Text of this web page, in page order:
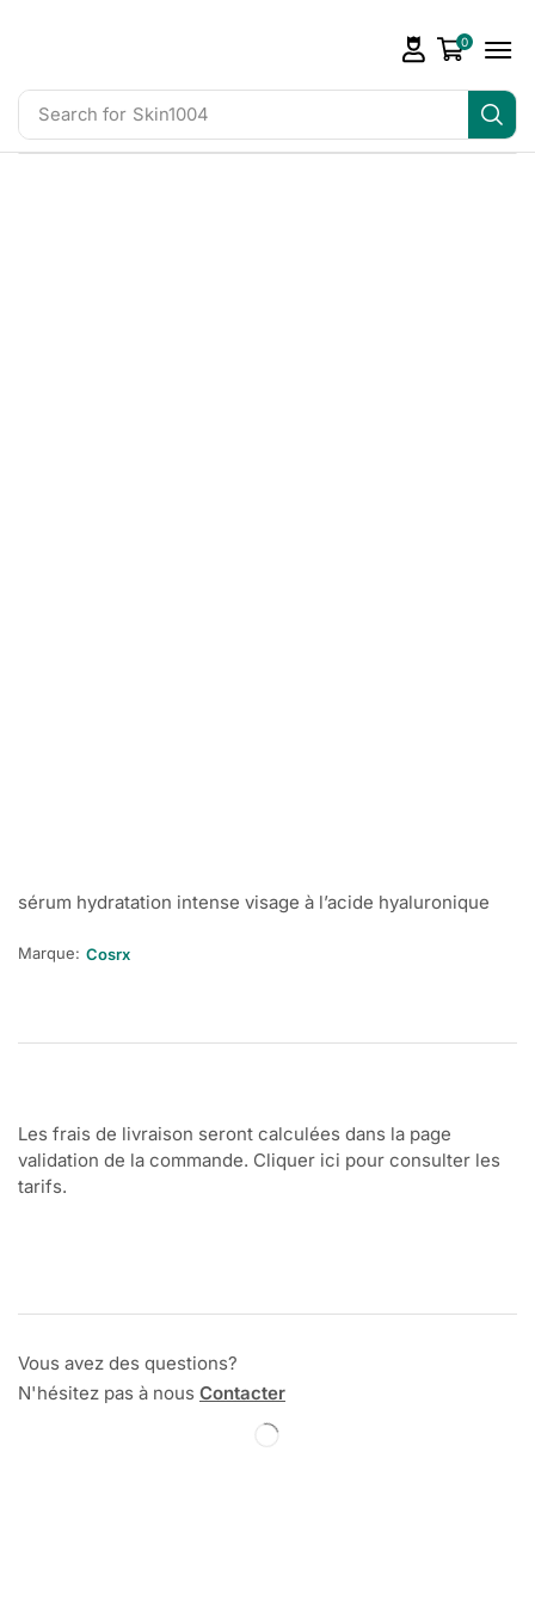
Search for Skin1004
0
sérum hydratation intense visage à l’acide hyaluronique
Marque: Cosrx
Les frais de livraison seront calculées dans la page
validation de la commande. Cliquer ici pour consulter les
tarifs.
Vous avez des questions?
N'hésitez pas à nous Contacter